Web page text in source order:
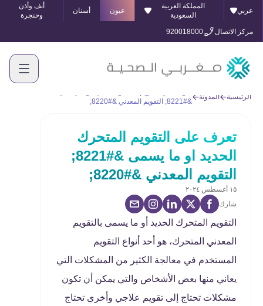
عربي
المملكة العربية
السعودية
عيون أسنان
أنف وأذن
وحنجرة
مركز الاتصال
920018000
الرئيسية المدونة
&#8221; التقويم المعدني &#8220;
تعرف على التقويم المتحرك
الحديد او ما يسمى &#8221;
التقويم المعدني &#8220;
١٥ أغسطس ٢٠٢٤
شارك
التقويم المتحرك الحديد أو ما يسمى بالتقويم
المعدني المتحرك، هو أحد أنواع التقويم
المستخدم في معالجة الكثير من المشكلات التي
يعاني منها بعض الأشخاص والتي يمكن أن تكون
مشكلات تحتاج إلى تقويم علاجي وأخرى تحتاج